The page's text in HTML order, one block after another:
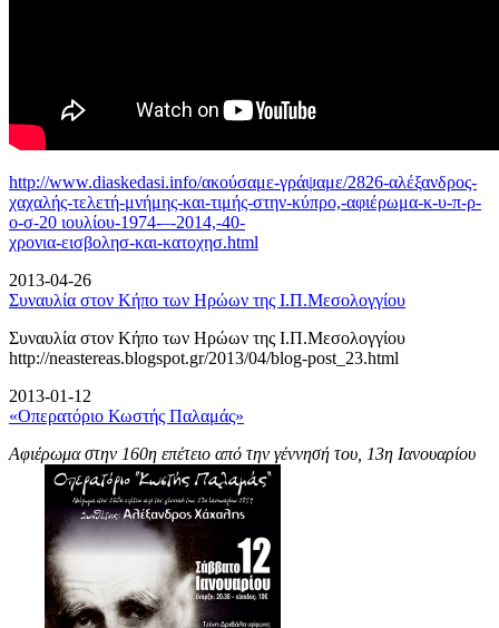
http://www.diaskedasi.info/ακούσαμε-γράψαμε/2826-αλέξανδρος-
χαχαλής-τελετή-μνήμης-και-τιμής-στην-κύπρο,-αφιέρωμα-κ-υ-π-ρ-
ο-σ-20 ιουλίου-1974-–-2014,-40-
χρονια-εισβολησ-και-κατοχησ.html
2013-04-26
Συναυλία στον Κήπο των Ηρώων της Ι.Π.Μεσολογγίου
Συναυλία στον Κήπο των Ηρώων της Ι.Π.Μεσολογγίου
http://neastereas.blogspot.gr/2013/04/blog-post_23.html
2013-01-12
«Οπερατόριο Κωστής Παλαμάς»
Αφιέρωμα στην 160η επέτειο από την γέννησή του, 13η Ιανουαρίου